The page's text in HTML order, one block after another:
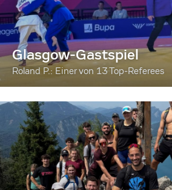
Glasgow-Gastspiel
Roland P.: Einer von 13 Top-Referees